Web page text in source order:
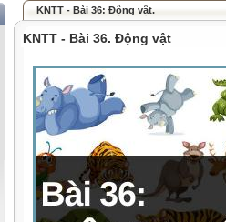
KNTT - Bài 36: Động vật.
KNTT - Bài 36. Động vật